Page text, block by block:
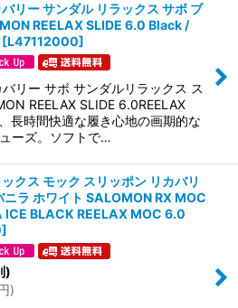
リー サンダル リラックス サボ ブ
REELAX SLIDE 6.0 Black /
[L47112000]
リー サボ サンダルリラックス ス
REELAX SLIDE 6.0REELAX
長時間快適な履き心地の画期的な
ーズ。ソフトで…
クス モック スリッポン リカバリ
ニラ ホワイト SALOMON RX MOC
BLACK REELAX MOC 6.0
]
)
)